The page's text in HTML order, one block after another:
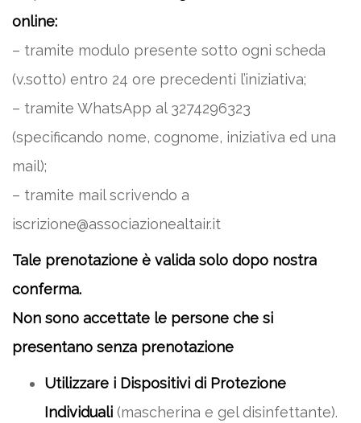
online:
– tramite modulo presente sotto ogni scheda
(v.sotto) entro 24 ore precedenti l’iniziativa;
– tramite WhatsApp al 3274296323
(specificando nome, cognome, iniziativa ed una
mail);
– tramite mail scrivendo a
iscrizione@associazionealtair.it
Tale prenotazione è valida solo dopo nostra
conferma.
Non sono accettate le persone che si
presentano senza prenotazione
Utilizzare i Dispositivi di Protezione
Individuali (mascherina e gel disinfettante).